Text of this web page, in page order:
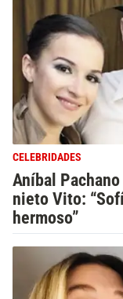
CELEBRIDADES
Aníbal
nieto Vito:
hermoso”